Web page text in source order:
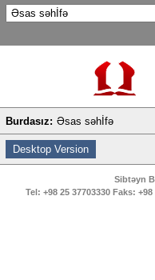
Burdasız: Əsas səhİfə
Desktop Version
Sibtəyn
Tel: +98 25 37703330 Faks: +98